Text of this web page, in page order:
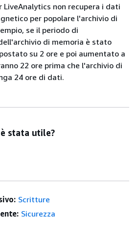
non recupera i dati
per popolare l'archivio di
se il periodo di
di memoria è stato
su 2 ore e poi aumentato a
22 ore prima che l'archivio di
24 ore di dati.
stata utile?
Scritture
Sicurezza